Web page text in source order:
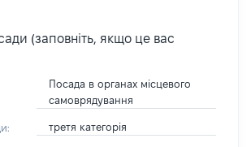
(заповніть, якщо це вас
Посада в органах місцевого
самоврядування
третя категорія